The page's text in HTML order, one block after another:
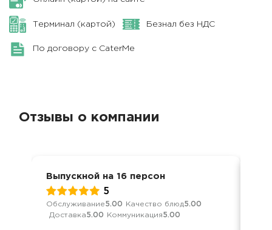
Терминал (картой) Безнал без НДС
По договору с CaterMe
Отзывы о компании
Выпускной на 16 персон
5
Обслуживание5.00 Качество блюд5.00
Доставка5.00 Коммуникация5.00